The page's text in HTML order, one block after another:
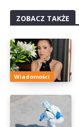
ZOBACZ TAKŻE
Wiadomości